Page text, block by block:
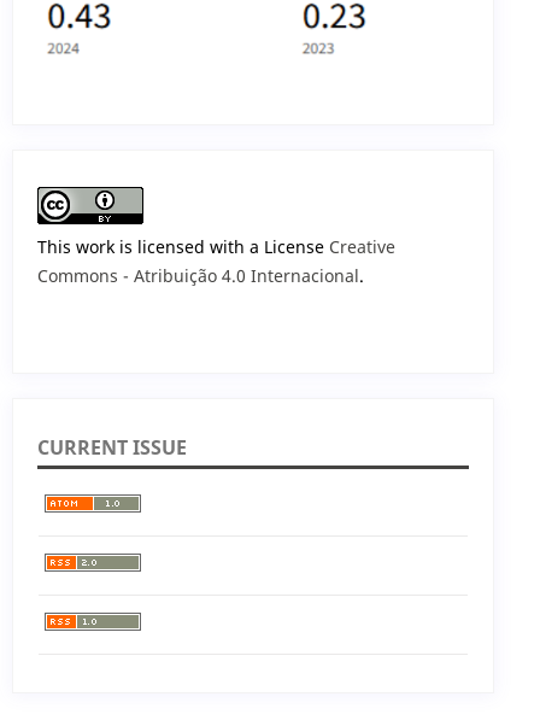
This work is licensed with a License Creative
Commons - Atribuição 4.0 Internacional.
CURRENT ISSUE